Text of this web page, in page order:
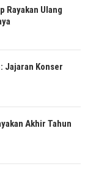
Rayakan Ulang
Jajaran Konser
Akhir Tahun